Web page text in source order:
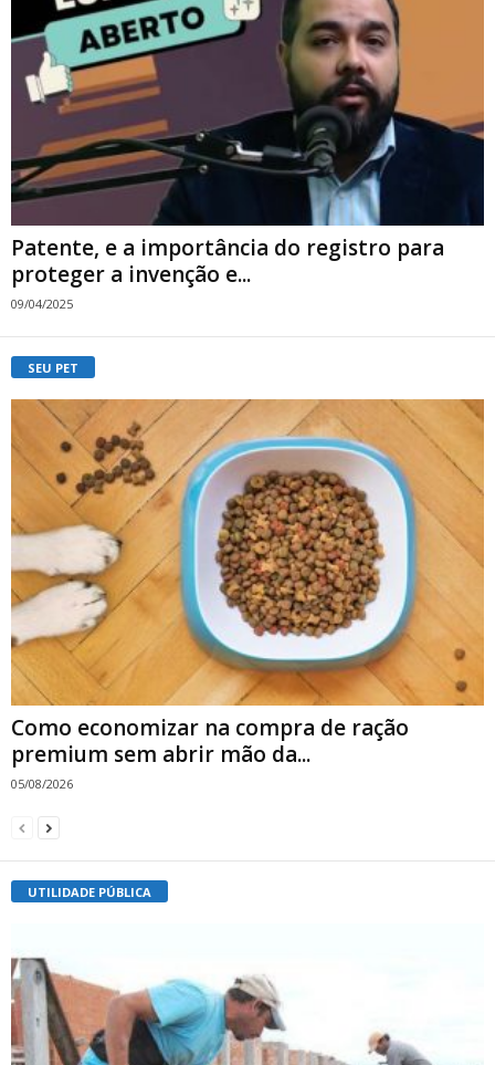
Patente, e a importância do registro para
proteger a invenção e...
09/04/2025
SEU PET
Como economizar na compra de ração
premium sem abrir mão da...
05/08/2026
UTILIDADE PÚBLICA